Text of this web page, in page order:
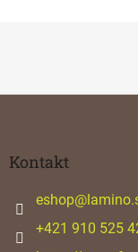
Kontakt
eshop@
+421 910 525